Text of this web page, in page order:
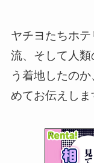
ヤチヨたちホ
流、そして人
う着地したの
めてお伝えしま